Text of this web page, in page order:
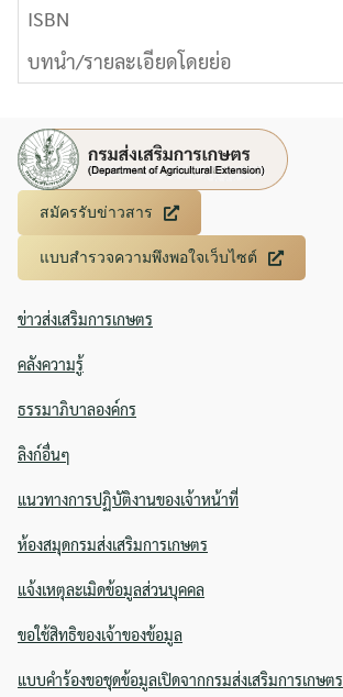
Search
for:
Search
ISBN
บทนำ/รายละเอียดโดยย่อ
สมัครรับข่าวสาร
แบบสำรวจความพึงพอใจเว็บไซต์
ข่าวส่งเสริมการเกษตร
คลังความรู้
ธรรมาภิบาลองค์กร
ลิงก์อื่นๆ
แนวทางการปฏิบัติงานของเจ้าหน้าที่
ห้องสมุดกรมส่งเสริมการเกษตร
แจ้งเหตุละเมิดข้อมูลส่วนบุคคล
ขอใช้สิทธิของเจ้าของข้อมูล
แบบคำร้องขอชุดข้อมูลเปิดจากกรมส่งเสริมการเกษตร